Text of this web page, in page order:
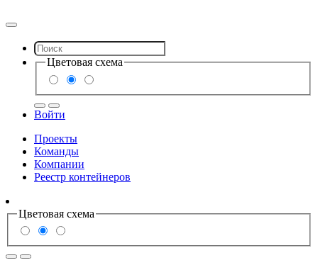
Цветовая схема
Войти
Проекты
Команды
Компании
Реестр контейнеров
Цветовая схема